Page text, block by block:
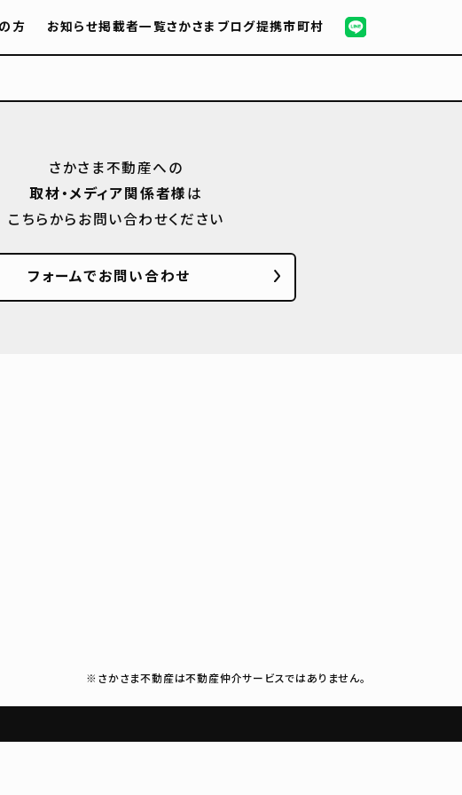
方 お知らせ掲載者一覧さかさまブログ提携市町村
さかさま不動産への
取材・メディア関係者様は
こちらからお問い合わせください
フォームでお問い合わせ
※さかさま不動産は不動産仲介サービスではありません。